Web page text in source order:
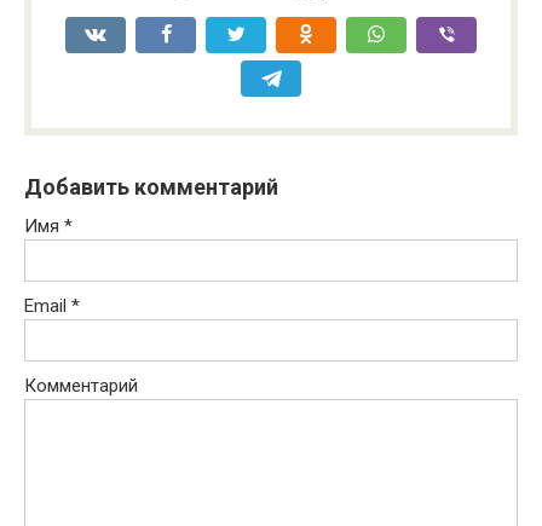
Добавить комментарий
Имя *
Email *
Комментарий